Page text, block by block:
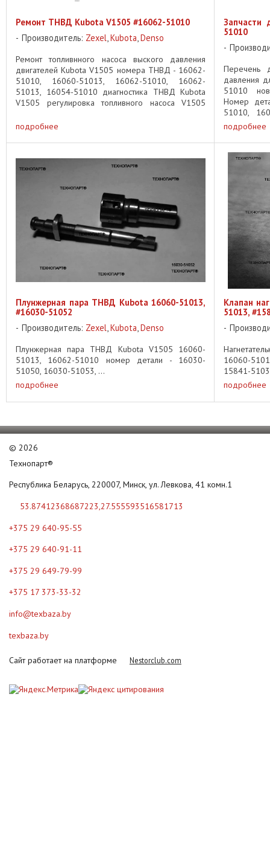
Ремонт ТНВД Kubota V1505 #16062-51010
Производитель: Zexel,Kubota,Denso
Ремонт топливнного насоса выского давления
двигателей Kubota V1505 номера ТНВД - 16062-
51010, 16060-51013, 16062-51010, 16062-
51013, 16054-51010 диагностика ТНВД Kubota
V1505 регулировка топливного насоса V1505
подробнее
Запчасти
51010
Перечень
давления
51010
Номер
51010,
16030-
5103 ...
подробнее
Плунжерная пара ТНВД Kubota 16060-51013,
#16030-51052
Производитель: Zexel,Kubota,Denso
Плунжерная пара ТНВД Kubota V1505 16060-
51013, 16062-51010 номер детали - 16030-
51050, 16030-51053, ...
подробнее
Клапан
51013,
16060-
15841-
подробнее
© 2026
Технопарт®
Республика Беларусь, 220007, Минск, ул. Левкова, 41 комн.1
53.87412368687223,27.555593516581713
+375 29 640-95-55
+375 29 640-91-11
+375 29 649-79-99
+375 17 373-33-32
info@texbaza.by
texbaza.by
Сайт работает на платформе Nestorclub.com